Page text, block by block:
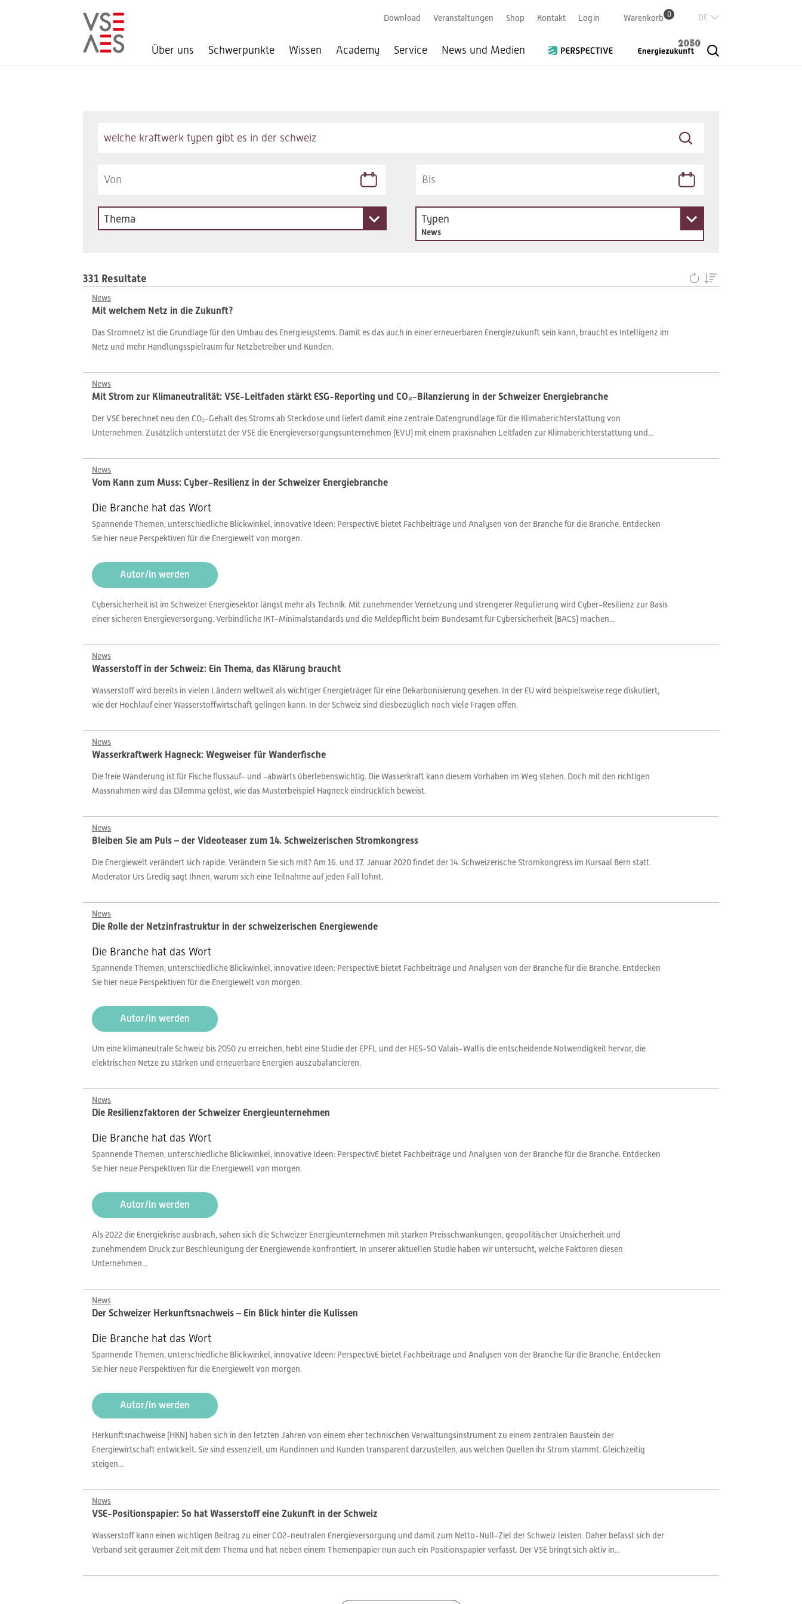
Über uns Schwerpunkte Wissen Academy Service News und Medien
Download Veranstaltungen Shop Kontakt Login Warenkorb 0
English
Thema Typen
News
331 Resultate
News
Mit welchem Netz in die Zukunft?
Das Stromnetz ist die Grundlage für den Umbau des Energiesystems. Damit es das auch in einer erneuerbaren Energiezukunft sein kann, braucht es Intelligenz im
Netz und mehr Handlungsspielraum für Netzbetreiber und Kunden.
News
Mit Strom zur Klimaneutralität: VSE-Leitfaden stärkt ESG-Reporting und CO₂-Bilanzierung in der Schweizer Energiebranche
Der VSE berechnet neu den CO₂-Gehalt des Stroms ab Steckdose und liefert damit eine zentrale Datengrundlage für die Klimaberichterstattung von
Unternehmen. Zusätzlich unterstützt der VSE die Energieversorgungsunternehmen (EVU) mit einem praxisnahen Leitfaden zur Klimaberichterstattung und...
News
Vom Kann zum Muss: Cyber-Resilienz in der Schweizer Energiebranche
Die Branche hat das Wort
Spannende Themen, unterschiedliche Blickwinkel, innovative Ideen: PerspectivE bietet Fachbeiträge und Analysen von der Branche für die Branche. Entdecken
Sie hier neue Perspektiven für die Energiewelt von morgen.
Autor/in werden
Cybersicherheit ist im Schweizer Energiesektor längst mehr als Technik. Mit zunehmender Vernetzung und strengerer Regulierung wird Cyber-Resilienz zur Basis
einer sicheren Energieversorgung. Verbindliche IKT-Minimalstandards und die Meldepflicht beim Bundesamt für Cybersicherheit (BACS) machen...
News
Wasserstoff in der Schweiz: Ein Thema, das Klärung braucht
Wasserstoff wird bereits in vielen Ländern weltweit als wichtiger Energieträger für eine Dekarbonisierung gesehen. In der EU wird beispielsweise rege diskutiert,
wie der Hochlauf einer Wasserstoffwirtschaft gelingen kann. In der Schweiz sind diesbezüglich noch viele Fragen offen.
News
Wasserkraftwerk Hagneck: Wegweiser für Wanderfische
Die freie Wanderung ist für Fische flussauf- und -abwärts überlebenswichtig. Die Wasserkraft kann diesem Vorhaben im Weg stehen. Doch mit den richtigen
Massnahmen wird das Dilemma gelöst, wie das Musterbeispiel Hagneck eindrücklich beweist.
News
Bleiben Sie am Puls – der Videoteaser zum 14. Schweizerischen Stromkongress
Die Energiewelt verändert sich rapide. Verändern Sie sich mit? Am 16. und 17. Januar 2020 findet der 14. Schweizerische Stromkongress im Kursaal Bern statt.
Moderator Urs Gredig sagt Ihnen, warum sich eine Teilnahme auf jeden Fall lohnt.
News
Die Rolle der Netzinfrastruktur in der schweizerischen Energiewende
Die Branche hat das Wort
Spannende Themen, unterschiedliche Blickwinkel, innovative Ideen: PerspectivE bietet Fachbeiträge und Analysen von der Branche für die Branche. Entdecken
Sie hier neue Perspektiven für die Energiewelt von morgen.
Autor/in werden
Um eine klimaneutrale Schweiz bis 2050 zu erreichen, hebt eine Studie der EPFL und der HES-SO Valais-Wallis die entscheidende Notwendigkeit hervor, die
elektrischen Netze zu stärken und erneuerbare Energien auszubalancieren.
News
Die Resilienzfaktoren der Schweizer Energieunternehmen
Die Branche hat das Wort
Spannende Themen, unterschiedliche Blickwinkel, innovative Ideen: PerspectivE bietet Fachbeiträge und Analysen von der Branche für die Branche. Entdecken
Sie hier neue Perspektiven für die Energiewelt von morgen.
Autor/in werden
Als 2022 die Energiekrise ausbrach, sahen sich die Schweizer Energieunternehmen mit starken Preisschwankungen, geopolitischer Unsicherheit und
zunehmendem Druck zur Beschleunigung der Energiewende konfrontiert. In unserer aktuellen Studie haben wir untersucht, welche Faktoren diesen
Unternehmen...
News
Der Schweizer Herkunftsnachweis – Ein Blick hinter die Kulissen
Die Branche hat das Wort
Spannende Themen, unterschiedliche Blickwinkel, innovative Ideen: PerspectivE bietet Fachbeiträge und Analysen von der Branche für die Branche. Entdecken
Sie hier neue Perspektiven für die Energiewelt von morgen.
Autor/in werden
Herkunftsnachweise (HKN) haben sich in den letzten Jahren von einem eher technischen Verwaltungsinstrument zu einem zentralen Baustein der
Energiewirtschaft entwickelt. Sie sind essenziell, um Kundinnen und Kunden transparent darzustellen, aus welchen Quellen ihr Strom stammt. Gleichzeitig
steigen...
News
VSE-Positionspapier: So hat Wasserstoff eine Zukunft in der Schweiz
Wasserstoff kann einen wichtigen Beitrag zu einer CO2-neutralen Energieversorgung und damit zum Netto-Null-Ziel der Schweiz leisten. Daher befasst sich der
Verband seit geraumer Zeit mit dem Thema und hat neben einem Themenpapier nun auch ein Positionspapier verfasst. Der VSE bringt sich aktiv in...